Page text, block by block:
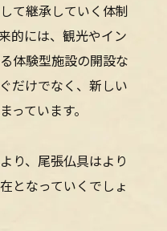
て継承していく体制
的には、観光やイン
体験型施設の開設な
だけでなく、新しい
ています。
り、尾張仏具はより
となっていくでしょ